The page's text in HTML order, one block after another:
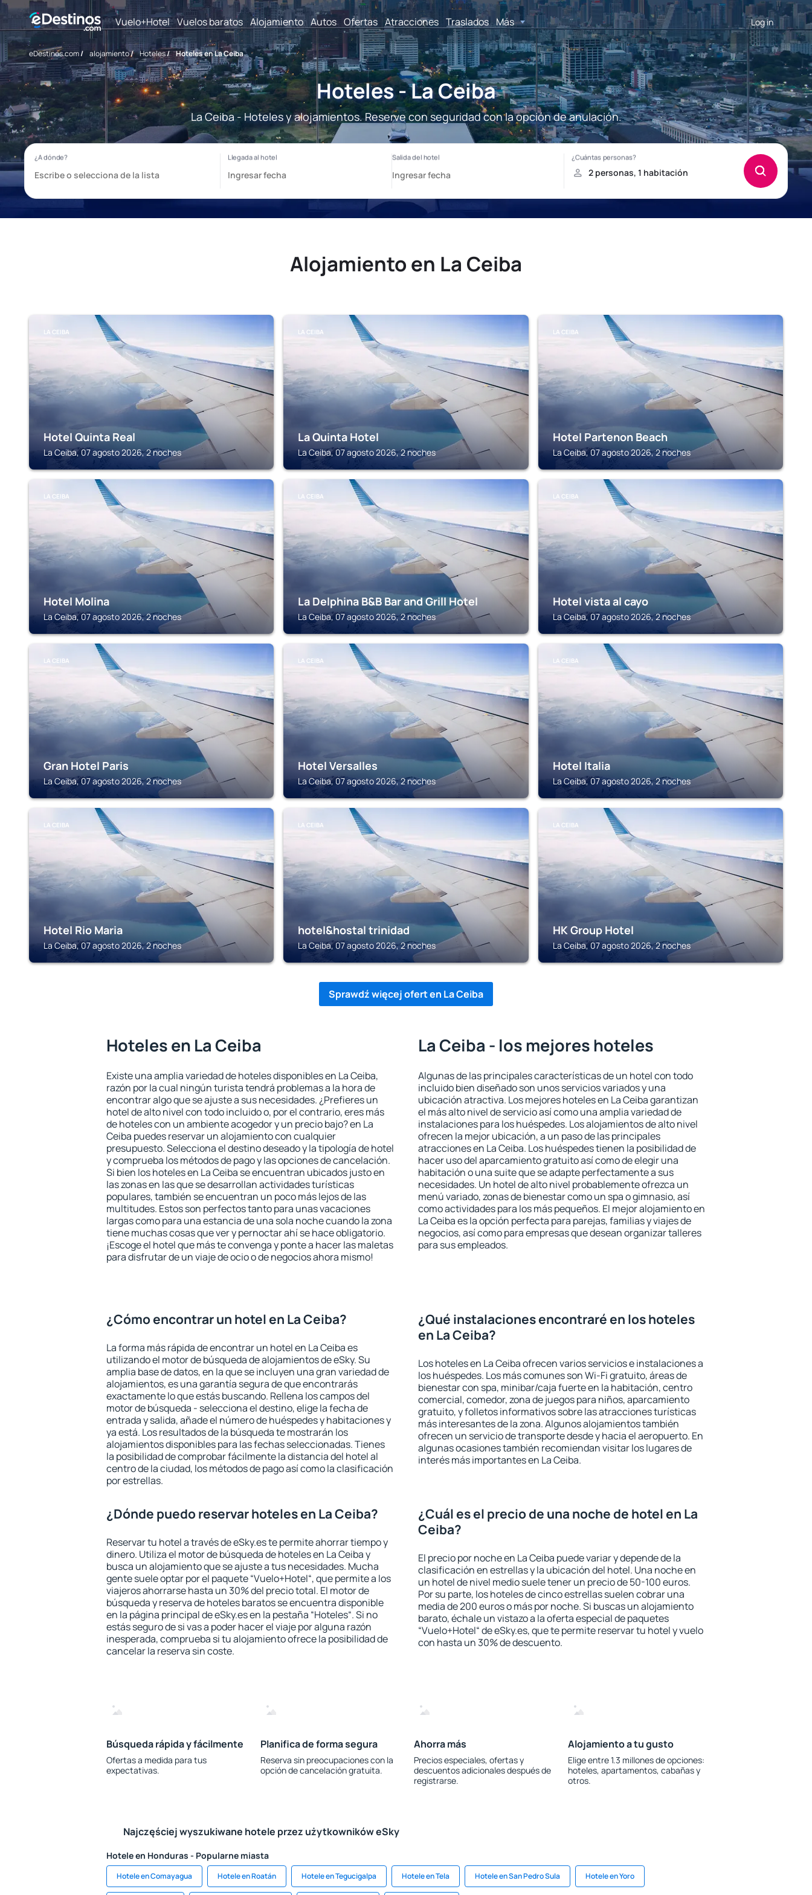
Vuelo+Hotel Vuelos baratos Alojamiento Autos Ofertas Atracciones Traslados Más Log in
eDestinos.com/ alojamiento/ Hoteles/ Hoteles en La Ceiba
Hoteles - La Ceiba
La Ceiba - Hoteles y alojamientos. Reserve con seguridad con la opción de anulación.
Alojamiento en La Ceiba
LA CEIBA
Hotel Quinta Real
La Ceiba, 07 agosto 2026, 2 noches
LA CEIBA
La Quinta Hotel
La Ceiba, 07 agosto 2026, 2 noches
LA CEIBA
Hotel Partenon Beach
La Ceiba, 07 agosto 2026, 2 noches
LA CEIBA
Hotel Molina
La Ceiba, 07 agosto 2026, 2 noches
LA CEIBA
La Delphina B&B Bar and Grill Hotel
La Ceiba, 07 agosto 2026, 2 noches
LA CEIBA
Hotel vista al cayo
La Ceiba, 07 agosto 2026, 2 noches
LA CEIBA
Gran Hotel Paris
La Ceiba, 07 agosto 2026, 2 noches
LA CEIBA
Hotel Versalles
La Ceiba, 07 agosto 2026, 2 noches
LA CEIBA
Hotel Italia
La Ceiba, 07 agosto 2026, 2 noches
LA CEIBA
Hotel Rio Maria
La Ceiba, 07 agosto 2026, 2 noches
LA CEIBA
hotel&hostal trinidad
La Ceiba, 07 agosto 2026, 2 noches
LA CEIBA
HK Group Hotel
La Ceiba, 07 agosto 2026, 2 noches
Sprawdź więcej ofert en La Ceiba
Hoteles en La Ceiba
Existe una amplia variedad de hoteles disponibles en La Ceiba,
razón por la cual ningún turista tendrá problemas a la hora de
encontrar algo que se ajuste a sus necesidades. ¿Prefieres un
hotel de alto nivel con todo incluido o, por el contrario, eres más
de hoteles con un ambiente acogedor y un precio bajo? en La
Ceiba puedes reservar un alojamiento con cualquier
presupuesto. Selecciona el destino deseado y la tipología de hotel
y comprueba los métodos de pago y las opciones de cancelación.
Si bien los hoteles en La Ceiba se encuentran ubicados justo en
las zonas en las que se desarrollan actividades turísticas
populares, también se encuentran un poco más lejos de las
multitudes. Estos son perfectos tanto para unas vacaciones
largas como para una estancia de una sola noche cuando la zona
tiene muchas cosas que ver y pernoctar ahí se hace obligatorio.
¡Escoge el hotel que más te convenga y ponte a hacer las maletas
para disfrutar de un viaje de ocio o de negocios ahora mismo!
La Ceiba - los mejores hoteles
Algunas de las principales características de un hotel con todo
incluido bien diseñado son unos servicios variados y una
ubicación atractiva. Los mejores hoteles en La Ceiba garantizan
el más alto nivel de servicio así como una amplia variedad de
instalaciones para los huéspedes. Los alojamientos de alto nivel
ofrecen la mejor ubicación, a un paso de las principales
atracciones en La Ceiba. Los huéspedes tienen la posibilidad de
hacer uso del aparcamiento gratuito así como de elegir una
habitación o una suite que se adapte perfectamente a sus
necesidades. Un hotel de alto nivel probablemente ofrezca un
menú variado, zonas de bienestar como un spa o gimnasio, así
como actividades para los más pequeños. El mejor alojamiento en
La Ceiba es la opción perfecta para parejas, familias y viajes de
negocios, así como para empresas que desean organizar talleres
para sus empleados.
¿Cómo encontrar un hotel en La Ceiba?
La forma más rápida de encontrar un hotel en La Ceiba es
utilizando el motor de búsqueda de alojamientos de eSky. Su
amplia base de datos, en la que se incluyen una gran variedad de
alojamientos, es una garantía segura de que encontrarás
exactamente lo que estás buscando. Rellena los campos del
motor de búsqueda - selecciona el destino, elige la fecha de
entrada y salida, añade el número de huéspedes y habitaciones y
ya está. Los resultados de la búsqueda te mostrarán los
alojamientos disponibles para las fechas seleccionadas. Tienes
la posibilidad de comprobar fácilmente la distancia del hotel al
centro de la ciudad, los métodos de pago así como la clasificación
por estrellas.
¿Qué instalaciones encontraré en los hoteles
en La Ceiba?
Los hoteles en La Ceiba ofrecen varios servicios e instalaciones a
los huéspedes. Los más comunes son Wi-Fi gratuito, áreas de
bienestar con spa, minibar/caja fuerte en la habitación, centro
comercial, comedor, zona de juegos para niños, aparcamiento
gratuito, y folletos informativos sobre las atracciones turísticas
más interesantes de la zona. Algunos alojamientos también
ofrecen un servicio de transporte desde y hacia el aeropuerto. En
algunas ocasiones también recomiendan visitar los lugares de
interés más importantes en La Ceiba.
¿Dónde puedo reservar hoteles en La Ceiba?
Reservar tu hotel a través de eSky.es te permite ahorrar tiempo y
dinero. Utiliza el motor de búsqueda de hoteles en La Ceiba y
busca un alojamiento que se ajuste a tus necesidades. Mucha
gente suele optar por el paquete “Vuelo+Hotel“, que permite a los
viajeros ahorrarse hasta un 30% del precio total. El motor de
búsqueda y reserva de hoteles baratos se encuentra disponible
en la página principal de eSky.es en la pestaña “Hoteles“. Si no
estás seguro de si vas a poder hacer el viaje por alguna razón
inesperada, comprueba si tu alojamiento ofrece la posibilidad de
cancelar la reserva sin coste.
¿Cuál es el precio de una noche de hotel en La
Ceiba?
El precio por noche en La Ceiba puede variar y depende de la
clasificación en estrellas y la ubicación del hotel. Una noche en
un hotel de nivel medio suele tener un precio de 50-100 euros.
Por su parte, los hoteles de cinco estrellas suelen cobrar una
media de 200 euros o más por noche. Si buscas un alojamiento
barato, échale un vistazo a la oferta especial de paquetes
“Vuelo+Hotel“ de eSky.es, que te permite reservar tu hotel y vuelo
con hasta un 30% de descuento.
Búsqueda rápida y fácilmente
Ofertas a medida para tus
expectativas.
Planifica de forma segura
Reserva sin preocupaciones con la
opción de cancelación gratuita.
Ahorra más
Precios especiales, ofertas y
descuentos adicionales después de
registrarse.
Alojamiento a tu gusto
Elige entre 1.3 millones de opciones:
hoteles, apartamentos, cabañas y
otros.
Najczęściej wyszukiwane hotele przez użytkowników eSky
Hotele en Honduras - Popularne miasta
Hotele en Comayagua Hotele en Roatán Hotele en Tegucigalpa Hotele en Tela Hotele en San Pedro Sula Hotele en Yoro